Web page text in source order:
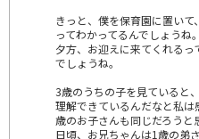
きっと、僕を保育園に置い
ってわかってるんでしょうね。
夕方、お迎えに来てくれる
でしょうね。
3歳のうちの子を見ていると
理解できているんだなと私
歳のお子さんも同じだろうと
日頃、お兄ちゃんは1歳の弟